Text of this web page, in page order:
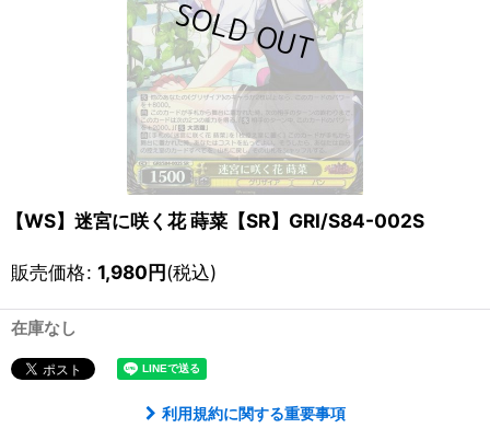
【WS】迷宮に咲く花 蒔菜【SR】GRI/S84-002S
販売価格: 1,980円(税込)
在庫なし
利用規約に関する重要事項